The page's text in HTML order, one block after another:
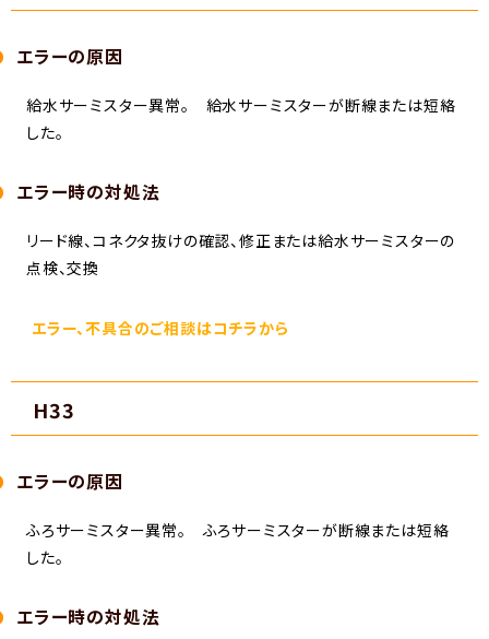
エラーの原因
給水サーミスター異常。 給水サーミスターが断線または短絡
した。
エラー時の対処法
リード線、コネクタ抜けの確認、修正または給水サーミスターの
点検、交換
エラー、不具合のご相談はコチラから
H33
エラーの原因
ふろサーミスター異常。 ふろサーミスターが断線または短絡
した。
エラー時の対処法